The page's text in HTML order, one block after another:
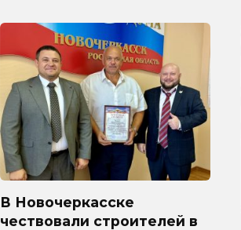
В Новочеркасске
чествовали строителей в